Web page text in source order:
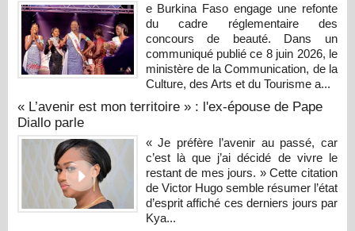
e Burkina Faso engage une refonte
du cadre réglementaire des
concours de beauté. Dans un
communiqué publié ce 8 juin 2026, le
ministère de la Communication, de la
Culture, des Arts et du Tourisme a...
« L’avenir est mon territoire » : l'ex-épouse de Pape
Diallo parle
« Je préfère l’avenir au passé, car
c’est là que j’ai décidé de vivre le
restant de mes jours. » Cette citation
de Victor Hugo semble résumer l’état
d’esprit affiché ces derniers jours par
Kya...